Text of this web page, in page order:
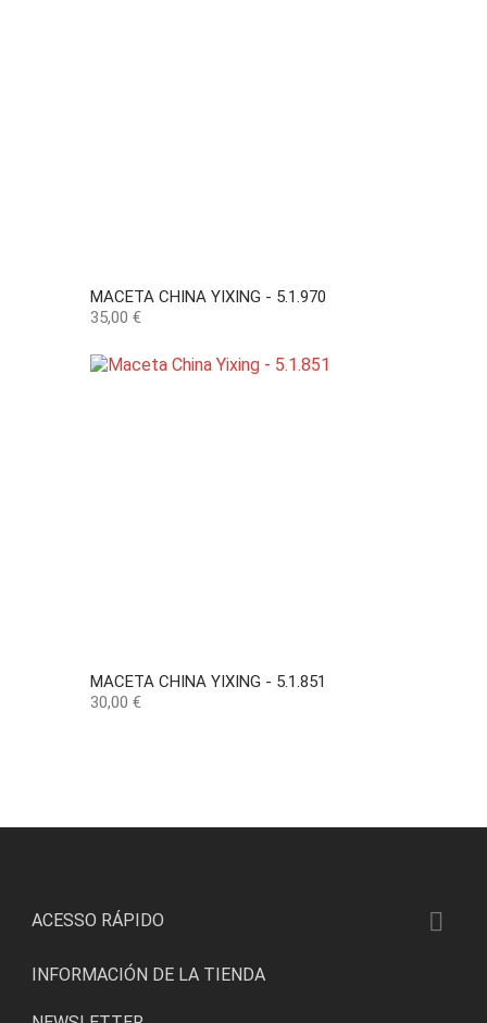
MACETA CHINA YIXING - 5.1.970
Precio
35,00 €
MACETA CHINA YIXING - 5.1.851
Precio
30,00 €
ACESSO RÁPIDO 
INFORMACIÓN DE LA TIENDA